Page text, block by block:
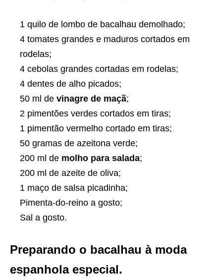
1 quilo de lombo de bacalhau demolhado;
4 tomates grandes e maduros cortados em
rodelas;
4 cebolas grandes cortadas em rodelas;
4 dentes de alho picados;
50 ml de vinagre de maçã;
2 pimentões verdes cortados em tiras;
1 pimentão vermelho cortado em tiras;
50 gramas de azeitona verde;
200 ml de molho para salada;
200 ml de azeite de oliva;
1 maço de salsa picadinha;
Pimenta-do-reino a gosto;
Sal a gosto.
Preparando o bacalhau à moda
espanhola especial.